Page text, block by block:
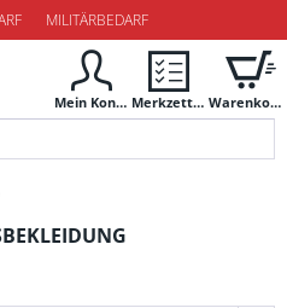
MILITÄRBEDARF
Mein Konto Merkzettel Warenkorb